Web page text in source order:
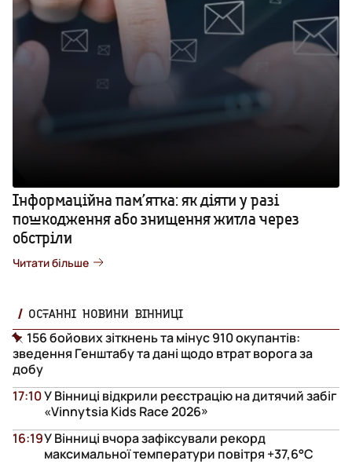
Інформаційна пам’ятка: як діяти у разі
пошкодження або знищення житла через
обстріли
Читати більше
ОСТАННІ НОВИНИ ВІННИЦІ
156 бойових зіткнень та мінус 910 окупантів:
зведення Генштабу та дані щодо втрат ворога за
добу
У Вінниці відкрили реєстрацію на дитячий забіг
«Vinnytsia Kids Race 2026»
17:10
У Вінниці вчора зафіксували рекорд
максимальної температури повітря +37,6°С
16:19